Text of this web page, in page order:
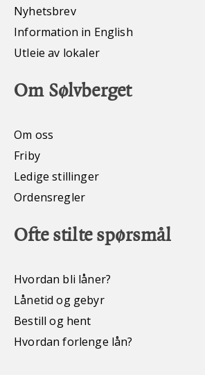
Nyhetsbrev
Information in English
Utleie av lokaler
Om Sølvberget
Om oss
Friby
Ledige stillinger
Ordensregler
Ofte stilte spørsmål
Hvordan bli låner?
Lånetid og gebyr
Bestill og hent
Hvordan forlenge lån?